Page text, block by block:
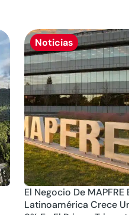
Noticias
El Negocio De MAPFRE
Latinoamérica Crece